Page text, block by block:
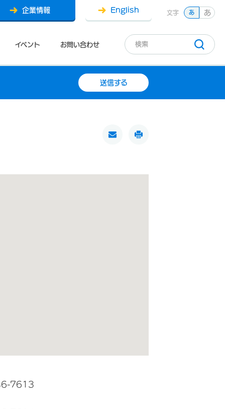
イベント お問い合わせ
企業情報 English 文字 あ あ
送信する
7613